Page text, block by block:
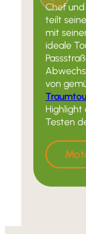
Chef
teilt
mit
ideale
von
Highlight
Testen